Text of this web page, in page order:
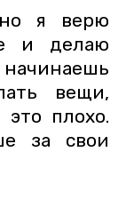
я верю
и делаю
вещи,
это плохо.
за свои